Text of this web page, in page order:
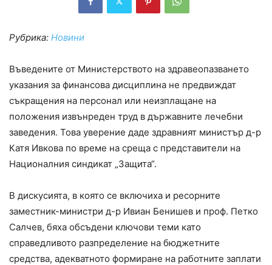
Рубрика: Новини
Въведените от Министерството на здравеопазването
указания за финансова дисциплина не предвиждат
съкращения на персонал или неизплащане на
положения извънреден труд в държавните лечебни
заведения. Това уверение даде здравният министър д-р
Катя Ивкова по време на среща с представители на
Националния синдикат „Защита“.
В дискусията, в която се включиха и ресорните
заместник-министри д-р Ивиан Бенишев и проф. Петко
Салчев, бяха обсъдени ключови теми като
справедливото разпределение на бюджетните
средства, адекватното формиране на работните заплати